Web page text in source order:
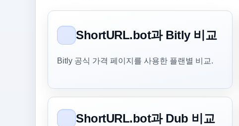
ShortURL.bot과 Bitly 비교
Bitly 공식 가격 페이지를 사용한 플랜별 비교.
ShortURL.bot과 Dub 비교